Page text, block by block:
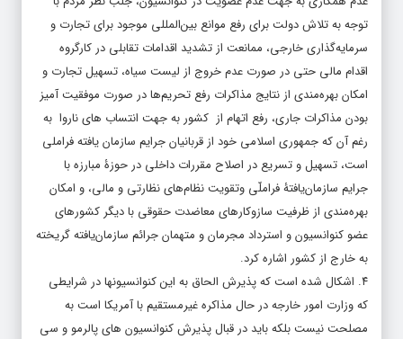
توجه به تلاش دولت برای رفع موانع بین‌المللی موجود برای تجارت و
سرمایه‌گذاری خارجی، ممانعت از تشدید اقدامات تقابلی در کارگروه
اقدام مالی حتی در صورت عدم خروج از لیست سیاه، تسهیل تجارت و
امکان بهره‌مندی از نتایج مذاکرات رفع تحریم‌ها در صورت موفقیت آمیز
بودن مذاکرات جاری، رفع اتهام از کشور به جهت انتساب های ناروا به
رغم آن که جمهوری اسلامی خود از قربانیان جرایم سازمان یافته فراملی
است، تسهیل و تسریع در اصلاح مقررات داخلی در حوزۀ مبارزه با
جرایم سازمان‌یافتۀ فراملّی وتقویت نظام‌های نظارتی و مالی، و امکان
بهره‌مندی از ظرفیت سازوکارهای معاضدت حقوقی با دیگر کشورهای
عضو کنوانسیون و استرداد مجرمان و متهمان جرائم سازمان‌یافته گریخته
به خارج از کشور اشاره کرد.
۴. اشکال شده است که پذیرش الحاق به این کنوانسیونها در شرایطی
که وزارت امور خارجه در حال مذاکره غیرمستقیم با آمریکا است به
مصلحت نیست بلکه باید در قبال پذیرش کنوانسیون های پالرمو و سی